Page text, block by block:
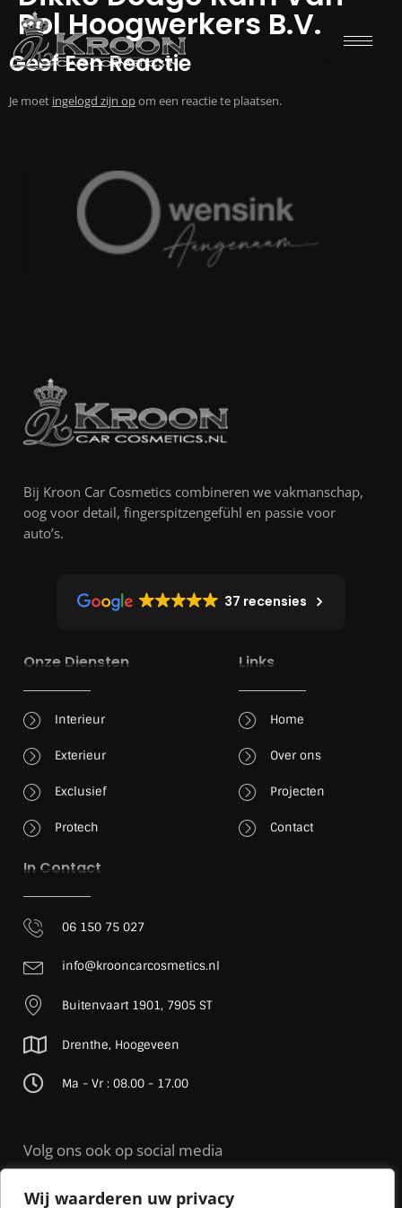
Wij waarderen uw privacy
Pol Hoogwerkers B.V.
Geef Een Reactie
Je moet ingelogd zijn opom een reactie te plaatsen.
Bij Kroon Car Cosmetics combineren we vakmanschap,
oog voor detail, fingerspitzengefühl en passie voor
auto’s.
37 recensies
Onze Diensten
Interieur
Exterieur
Exclusief
Protech
Links
Home
Over ons
Projecten
Contact
In Contact
06 150 75 027
info@krooncarcosmetics.nl
Buitenvaart 1901, 7905 ST
Drenthe, Hoogeveen
Ma - Vr : 08.00 - 17.00
Volg ons ook op social media